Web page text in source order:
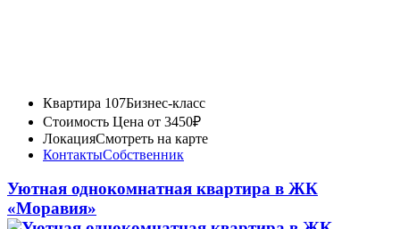
Квартира 107Бизнес-класс
Стоимость Цена от 3450₽
ЛокацияСмотреть на карте
КонтактыСобственник
Уютная однокомнатная квартира в ЖК
«Моравия»